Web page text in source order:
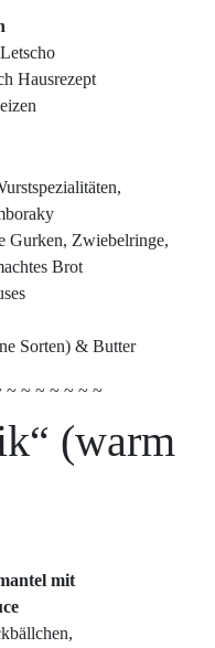
Hausrezept
Gurken, Zwiebelringe,
Brot
Sorten) & Butter
~ ~ ~ ~ ~ ~ ~
(warm
mit